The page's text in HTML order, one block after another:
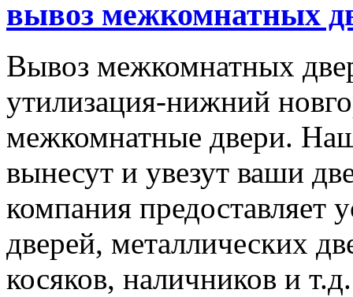
вывоз межкомнатных
Вывоз межкомнатных
утилизация-нижний
межкомнатные двери.
вынесут и увезут ваши
компания предоставляет
дверей, металлических
косяков, наличников и т.д.